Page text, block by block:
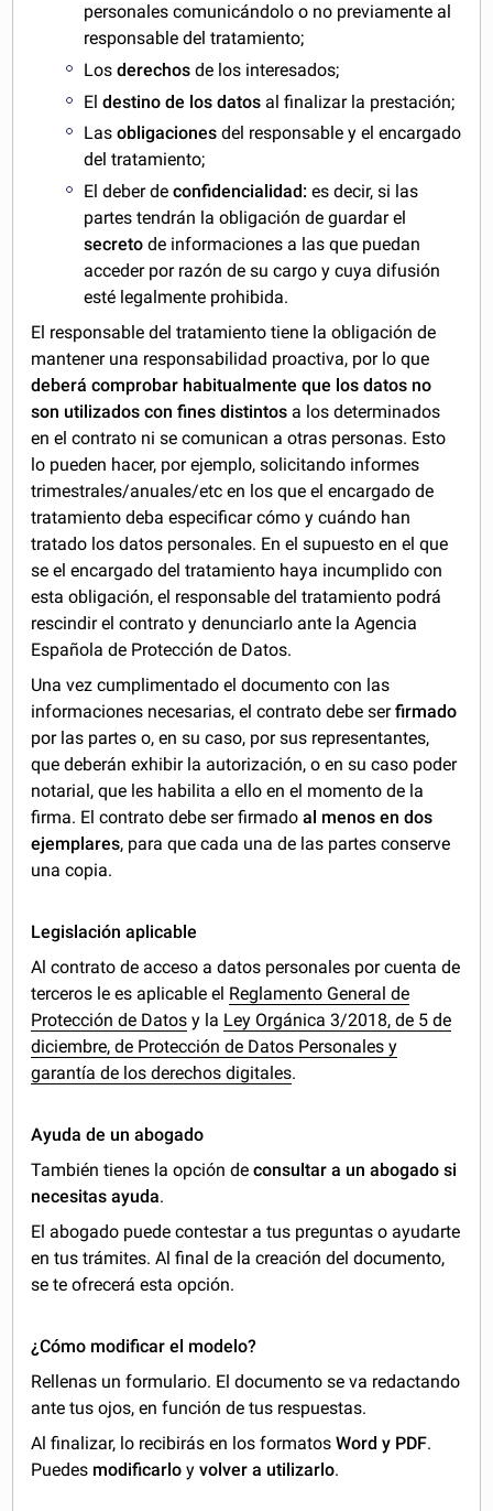
personales comunicándolo o no previamente al
responsable del tratamiento;
Losderechos de los interesados;
El destino de los datos al finalizar la prestación;
Lasobligaciones del responsable y el encargado
del tratamiento;
El deber deconfidencialidad:es decir, si las
partes tendrán la obligación de guardar el
secreto de informaciones a las que puedan
acceder por razón de su cargo y cuya difusión
esté legalmente prohibida.
El responsable del tratamiento tiene la obligación de
mantener una responsabilidad proactiva, por lo que
deberá comprobar habitualmente que los datos no
son utilizados con fines distintos a los determinados
en el contrato ni se comunican a otras personas. Esto
lo pueden hacer, por ejemplo, solicitando informes
trimestrales/anuales/etc en los que el encargado de
tratamiento deba especificar cómo y cuándo han
tratado los datos personales. En el supuesto en el que
se el encargado del tratamiento haya incumplido con
esta obligación, el responsable del tratamiento podrá
rescindir el contrato y denunciarlo ante la Agencia
Española de Protección de Datos.
Una vez cumplimentado el documento con las
informaciones necesarias, el contrato debe serfirmado
por las partes o, en su caso, por sus representantes,
que deberán exhibir la autorización, o en su caso poder
notarial, que les habilita a ello en el momento de la
firma. El contrato debe ser firmadoal menos en dos
ejemplares, para que cada una de las partes conserve
una copia.
Legislación aplicable
Al contrato de acceso a datos personales por cuenta de
terceros le es aplicable el Reglamento General de
Protección de Datos y la Ley Orgánica 3/2018, de 5 de
diciembre, de Protección de Datos Personales y
garantía de los derechos digitales.
Ayuda de un abogado
También tienes la opción deconsultar a un abogado si
necesitas ayuda.
El abogado puede contestar a tus preguntas o ayudarte
en tus trámites. Al final de la creación del documento,
se te ofrecerá esta opción.
¿Cómo modificar el modelo?
Rellenas un formulario. El documento se va redactando
ante tus ojos, en función de tus respuestas.
Al finalizar, lo recibirás en los formatosWord y PDF.
Puedes modificarlo yvolver a utilizarlo.